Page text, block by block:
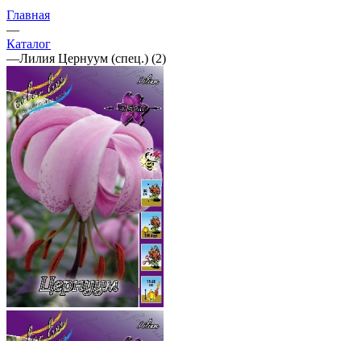
Главная
—
Каталог
—Лилия Цернуум (спец.) (2)